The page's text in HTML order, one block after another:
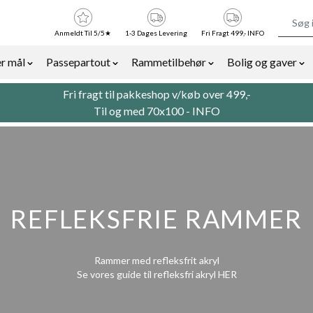
mål
Passepartout
Rammetilbehør
Bolig og gaver
Anmeldt Til 5/5★ 1-3 Dages Levering Fri Fragt 499,- INFO
Fri fragt til pakkeshop v/køb over 499,-
Til og med 70x100 - INFO
REFLEKSFRIE RAMMER
Rammer med refleksfrit akryl
Se vores guide til refleksfri akryl HER